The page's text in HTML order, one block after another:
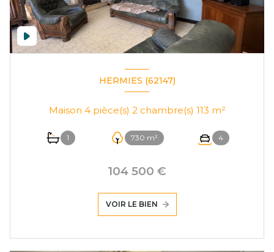
HERMIES (62147)
Maison 4 pièce(s) 2 chambre(s) 113 m²
1 730 m² 4
104 500 €
VOIR LE BIEN